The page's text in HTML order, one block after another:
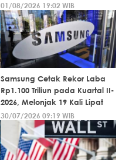
01/08/2026 19:02 WIB
Samsung Cetak Rekor Laba
Rp1.100 Triliun pada Kuartal II-
2026, Melonjak 19 Kali Lipat
30/07/2026 09:19 WIB